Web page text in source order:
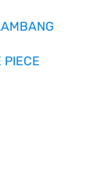
PIECE